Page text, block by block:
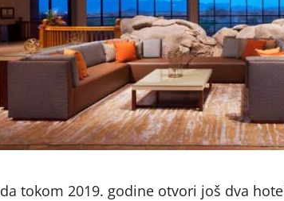
tokom 2019. godine otvori još dva